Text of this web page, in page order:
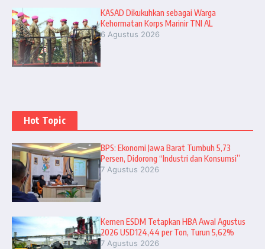
KASAD Dikukuhkan sebagai Warga
Kehormatan Korps Marinir TNI AL
6 Agustus 2026
Hot Topic
BPS: Ekonomi Jawa Barat Tumbuh 5,73
Persen, Didorong “Industri dan Konsumsi”
7 Agustus 2026
Kemen ESDM Tetapkan HBA Awal Agustus
2026 USD124,44 per Ton, Turun 5,62%
7 Agustus 2026